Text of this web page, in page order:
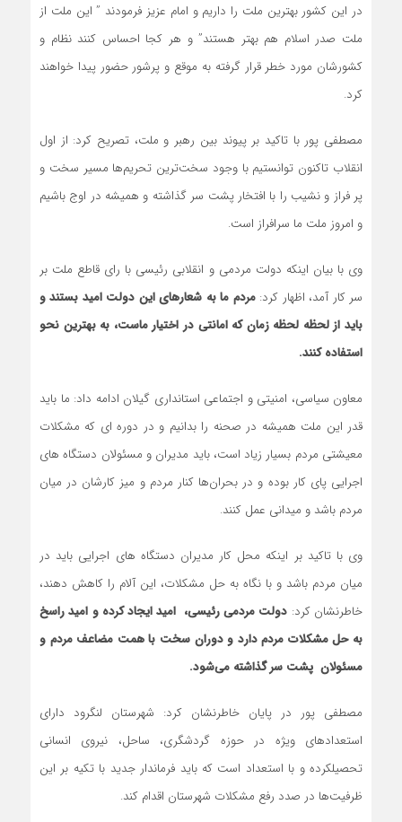
در این کشور بهترین ملت را داریم و امام عزیز فرمودند ” این ملت از
ملت صدر اسلام هم بهتر هستند” و هر کجا احساس کنند نظام و
کشورشان مورد خطر قرار گرفته به موقع و پرشور حضور پیدا خواهند
کرد.
مصطفی پور با تاکید بر پیوند بین رهبر و ملت، تصریح کرد: از اول
انقلاب تاکنون توانستیم با وجود سخت‌ترین تحریم‌ها مسیر سخت و
پر فراز و نشیب را با افتخار پشت سر گذاشته و همیشه در اوج باشیم
و امروز ملت ما سرافراز است.
وی با بیان اینکه دولت مردمی و انقلابی رئیسی با رای قاطع ملت بر
سر کار آمد، اظهار کرد:مردم ما به شعارهای این دولت امید بستند و
باید از لحظه لحظه زمان که امانتی در اختیار ماست، به بهترین نحو
استفاده کنند.
معاون سیاسی، امنیتی و اجتماعی استانداری گیلان ادامه داد: ما باید
قدر این ملت همیشه در صحنه را بدانیم و در دوره ای که مشکلات
معیشتی مردم بسیار زیاد است، باید مدیران و مسئولان دستگاه های
اجرایی پای کار بوده و در بحران‌ها کنار مردم و میز کارشان در میان
مردم باشد و میدانی عمل کنند.
وی با تاکید بر اینکه محل کار مدیران دستگاه های اجرایی باید در
میان مردم باشد و با نگاه به حل مشکلات، این آلام را کاهش دهند،
خاطرنشان کرد: دولت مردمی رئیسی، امید ایجاد کرده و امید راسخ
به حل مشکلات مردم دارد و دوران سخت با همت مضاعف مردم و
مسئولان پشت سر گذاشته می‌شود.
مصطفی پور در پایان خاطرنشان کرد: شهرستان لنگرود دارای
استعدادهای ویژه در حوزه گردشگری، ساحل، نیروی انسانی
تحصیلکرده و با استعداد است که باید فرماندار جدید با تکیه بر این
ظرفیت‌ها در صدد رفع مشکلات شهرستان اقدام کند.